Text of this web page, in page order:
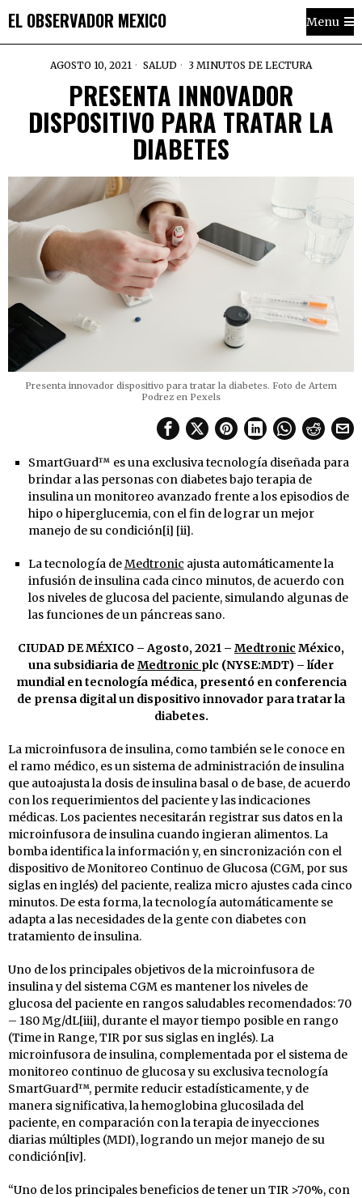
EL OBSERVADOR MEXICO Menu
AGOSTO 10, 2021 SALUD 3 MINUTOS DE LECTURA
PRESENTA INNOVADOR
DISPOSITIVO PARA TRATAR LA
DIABETES
Presenta innovador dispositivo para tratar la diabetes. Foto de Artem
Podrez en Pexels
SmartGuard™ es una exclusiva tecnología diseñada para
brindar a las personas con diabetes bajo terapia de
insulina un monitoreo avanzado frente a los episodios de
hipo o hiperglucemia, con el fin de lograr un mejor
manejo de su condición[i] [ii].
La tecnología deMedtronic ajusta automáticamente la
infusión de insulina cada cinco minutos, de acuerdo con
los niveles de glucosa del paciente, simulando algunas de
las funciones de un páncreas sano.
CIUDAD DE MÉXICO – Agosto, 2021 – Medtronic México,
una subsidiaria de Medtronic plc (NYSE:MDT) – líder
mundial en tecnología médica, presentó en conferencia
de prensa digital un dispositivo innovador para tratar la
diabetes.
La microinfusora de insulina, como también se le conoce en
el ramo médico, es un sistema de administración de insulina
que autoajusta la dosis de insulina basal o de base, de acuerdo
con los requerimientos del paciente y las indicaciones
médicas. Los pacientes necesitarán registrar sus datos en la
microinfusora de insulina cuando ingieran alimentos. La
bomba identifica la información y, en sincronización con el
dispositivo de Monitoreo Continuo de Glucosa (CGM, por sus
siglas en inglés) del paciente, realiza micro ajustes cada cinco
minutos. De esta forma, la tecnología automáticamente se
adapta a las necesidades de la gente con diabetes con
tratamiento de insulina.
Uno de los principales objetivos de la microinfusora de
insulina y del sistema CGM es mantener los niveles de
glucosa del paciente en rangos saludables recomendados: 70
– 180 Mg/dL[iii], durante el mayor tiempo posible en rango
(Time in Range, TIR por sus siglas en inglés). La
microinfusora de insulina, complementada por el sistema de
monitoreo continuo de glucosa y su exclusiva tecnología
SmartGuard™, permite reducir estadísticamente, y de
manera significativa, la hemoglobina glucosilada del
paciente, en comparación con la terapia de inyecciones
diarias múltiples (MDI), logrando un mejor manejo de su
condición[iv].
“Uno de los principales beneficios de tener un TIR >70%, con